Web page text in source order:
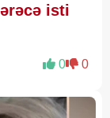
isti
0 0